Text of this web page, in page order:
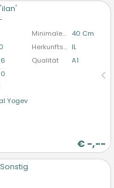
Minimale Stiellänge
40 Cm
Herkunftsland IL
Qualität
A1
Yogev
€ -,--
kopen.
Hier